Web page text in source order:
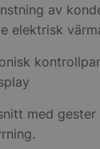
av
elektrisk
med